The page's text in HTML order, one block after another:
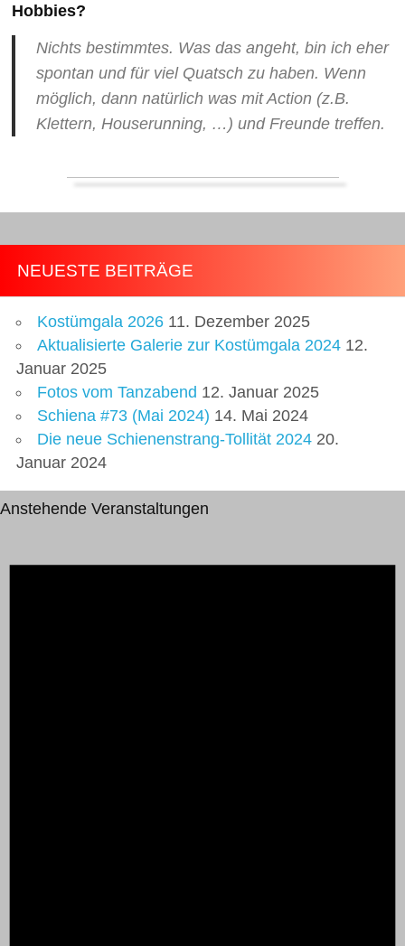
Hobbies?
Nichts bestimmtes. Was das angeht, bin ich eher
spontan und für viel Quatsch zu haben. Wenn
möglich, dann natürlich was mit Action (z.B.
Klettern, Houserunning, …) und Freunde treffen.
NEUESTE BEITRÄGE
Kostümgala 2026 11. Dezember 2025
Aktualisierte Galerie zur Kostümgala 2024 12.
Januar 2025
Fotos vom Tanzabend 12. Januar 2025
Schiena #73 (Mai 2024) 14. Mai 2024
Die neue Schienenstrang-Tollität 2024 20.
Januar 2024
Anstehende Veranstaltungen